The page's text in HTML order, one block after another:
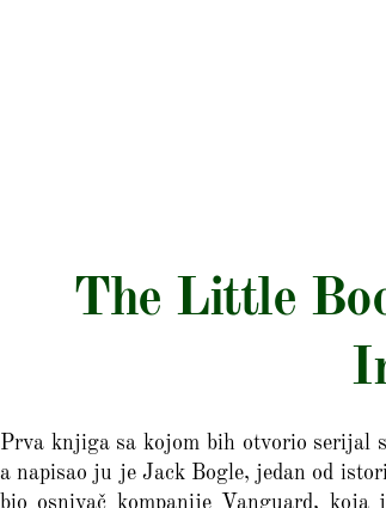
The Little
Prva knjiga sa kojom bih otvorio serijal
a napisao ju je Jack Bogle, jedan od
bio osnivač kompanije Vanguard, koja